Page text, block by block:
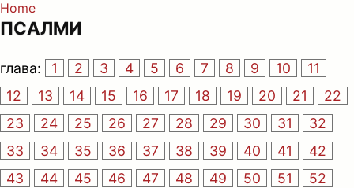
Home
ПСАЛМИ
глава: 1 2 3 4 5 6 7 8 9 10
11
12
13 14 15 16 17 18 19 20 21
22
23
24 25 26 27 28 29 30 31
32
33
34 35 36 37 38 39 40 41
42
43
44 45 46 47 48 49 50 51
52